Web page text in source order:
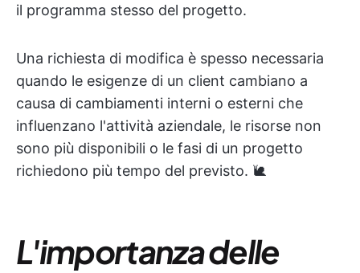
il programma stesso del progetto.
Una richiesta di modifica è spesso necessaria
quando le esigenze di un client cambiano a
causa di cambiamenti interni o esterni che
influenzano l'attività aziendale, le risorse non
sono più disponibili o le fasi di un progetto
richiedono più tempo del previsto. 🐌
L'importanza delle